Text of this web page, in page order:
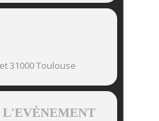
31000 Toulouse
L'EVÈNEMENT